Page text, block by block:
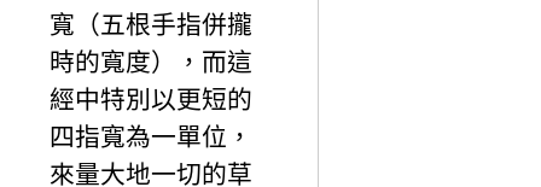
寬（五根手指併攏
時的寬度），而這
經中特別以更短的
四指寬為一單位，
來量大地一切的草